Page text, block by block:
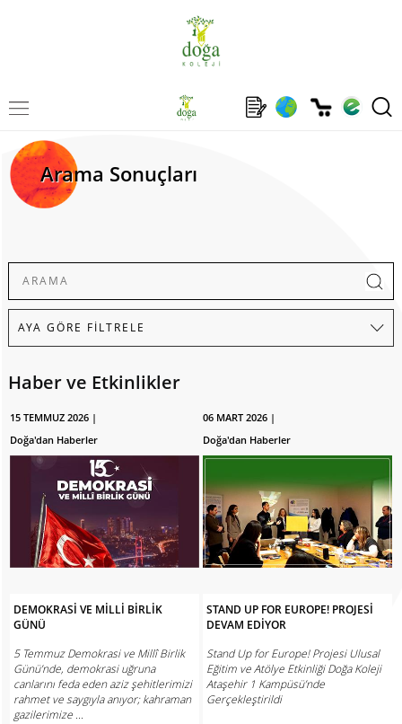
Arama Sonuçları
Haber ve Etkinlikler
15 TEMMUZ 2026 |
Doğa'dan Haberler
DEMOKRASİ VE MİLLİ BİRLİK
GÜNÜ
5 Temmuz Demokrasi ve Millî Birlik
Günü’nde, demokrasi uğruna
canlarını feda eden aziz şehitlerimizi
rahmet ve saygıyla anıyor; kahraman
gazilerimize ...
06 MART 2026 |
Doğa'dan Haberler
STAND UP FOR EUROPE! PROJESİ
DEVAM EDİYOR
​Stand Up for Europe! Projesi Ulusal
Eğitim ve Atölye Etkinliği Doğa Koleji
Ataşehir 1 Kampüsü’nde
Gerçekleştirildi